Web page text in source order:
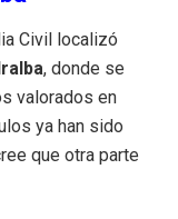
Civil localizó
, donde se
valorados en
ya han sido
que otra parte